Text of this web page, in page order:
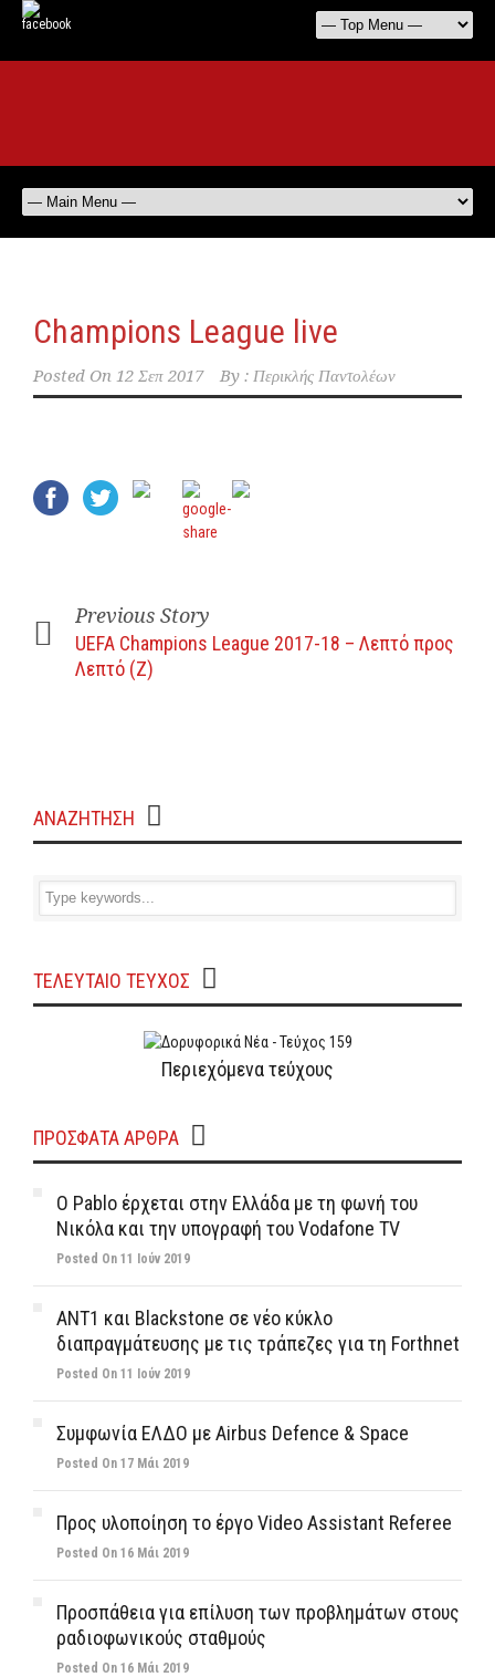
Champions League live
Posted On 12 Σεπ 2017 By : Περικλής Παντολέων
Previous Story
UEFA Champions League 2017-18 – Λεπτό προς
Λεπτό (Ζ)
ΑΝΑΖΗΤΗΣΗ
ΤΕΛΕΥΤΑΙΟ ΤΕΥΧΟΣ
Περιεχόμενα τεύχους
ΠΡΌΣΦΑΤΑ ΆΡΘΡΑ
Ο Pablo έρχεται στην Ελλάδα με τη φωνή του
Νικόλα και την υπογραφή του Vodafone TV
Posted On 11 Ιούν 2019
ΑΝΤ1 και Blackstone σε νέο κύκλο
διαπραγμάτευσης με τις τράπεζες για τη Forthnet
Posted On 11 Ιούν 2019
Συμφωνία ΕΛΔΟ με Airbus Defence & Space
Posted On 17 Μάι 2019
Προς υλοποίηση το έργο Video Assistant Referee
Posted On 16 Μάι 2019
Προσπάθεια για επίλυση των προβλημάτων στους
ραδιοφωνικούς σταθμούς
Posted On 16 Μάι 2019